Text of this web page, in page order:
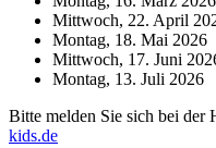
Mittwoch, 22. April
Montag, 18. Mai 2026
Mittwoch, 17. Juni
Montag, 13. Juli 2026
Bitte melden Sie sich bei der
kids.de